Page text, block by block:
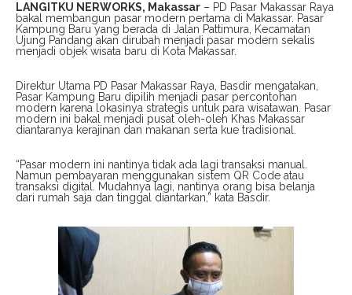
LANGITKU NERWORKS, Makassar – PD Pasar Makassar Raya
bakal membangun pasar modern pertama di Makassar. Pasar
Kampung Baru yang berada di Jalan Pattimura, Kecamatan
Ujung Pandang akan dirubah menjadi pasar modern sekalis
menjadi objek wisata baru di Kota Makassar.
Direktur Utama PD Pasar Makassar Raya, Basdir mengatakan,
Pasar Kampung Baru dipilih menjadi pasar percontohan
modern karena lokasinya strategis untuk para wisatawan. Pasar
modern ini bakal menjadi pusat oleh-oleh Khas Makassar
diantaranya kerajinan dan makanan serta kue tradisional.
“Pasar modern ini nantinya tidak ada lagi transaksi manual.
Namun pembayaran menggunakan sistem QR Code atau
transaksi digital. Mudahnya lagi, nantinya orang bisa belanja
dari rumah saja dan tinggal diantarkan,” kata Basdir.